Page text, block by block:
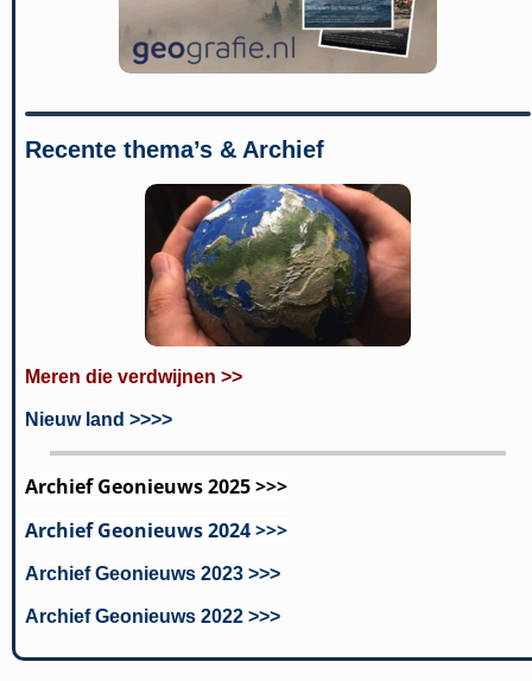
Recente thema’s & Archief
Meren die verdwijnen >>
Nieuw land >>>>
Archief Geonieuws 2025 >>>
Archief Geonieuws 2024 >>>
Archief Geonieuws 2023 >>>
Archief Geonieuws 2022 >>>